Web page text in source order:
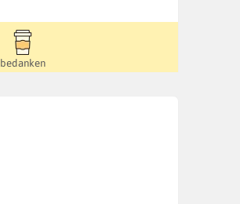
bedanken